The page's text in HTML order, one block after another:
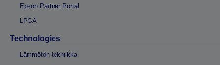
Epson Partner Portal
LPGA
Technologies
Lämmötön tekniikka